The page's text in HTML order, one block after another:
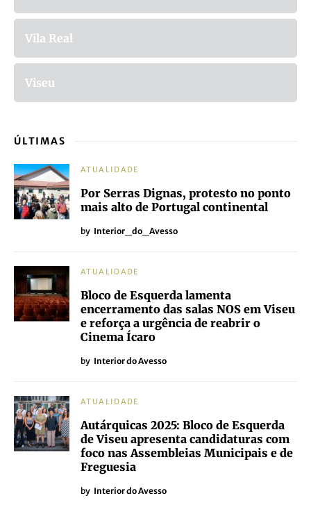
Vila Real
Viseu
ÚLTIMAS
ATUALIDADE
Por Serras Dignas, protesto no ponto
mais alto de Portugal continental
by Interior_do_Avesso
ATUALIDADE
Bloco de Esquerda lamenta
encerramento das salas NOS em Viseu
e reforça a urgência de reabrir o
Cinema Ícaro
by Interior do Avesso
ATUALIDADE
Autárquicas 2025: Bloco de Esquerda
de Viseu apresenta candidaturas com
foco nas Assembleias Municipais e de
Freguesia
by Interior do Avesso